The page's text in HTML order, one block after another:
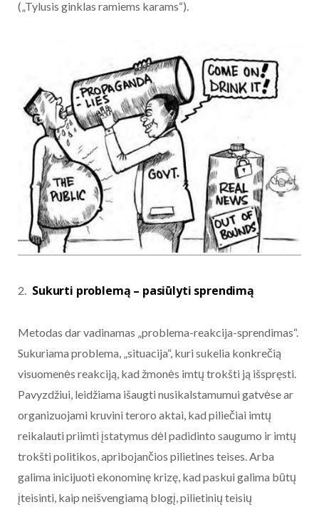
(„Tylusis ginklas ramiems karams“).
Sukurti problemą – pasiūlyti sprendimą
Metodas dar vadinamas „problema-reakcija-sprendimas“.
Sukuriama problema, „situacija“, kuri sukelia konkrečią
visuomenės reakciją, kad žmonės imtų trokšti ją išspręsti.
Pavyzdžiui, leidžiama išaugti nusikalstamumui gatvėse ar
organizuojami kruvini teroro aktai, kad piliečiai imtų
reikalauti priimti įstatymus dėl padidinto saugumo ir imtų
trokšti politikos, apribojančios pilietines teises. Arba
galima inicijuoti ekonominę krizę, kad paskui galima būtų
įteisinti, kaip neišvengiamą blogį, pilietinių teisių